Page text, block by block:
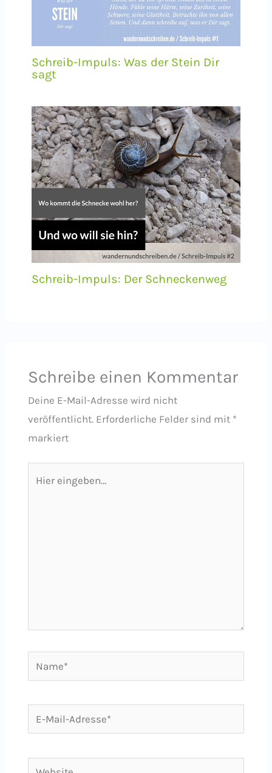
Schreib-Impuls: Was der Stein Dir
sagt
Schreib-Impuls: Der Schneckenweg
Schreibe einen Kommentar
Deine E-Mail-Adresse wird nicht
veröffentlicht. Erforderliche Felder sind mit *
markiert
eingeben…
Name*
E-
Mail-
Website